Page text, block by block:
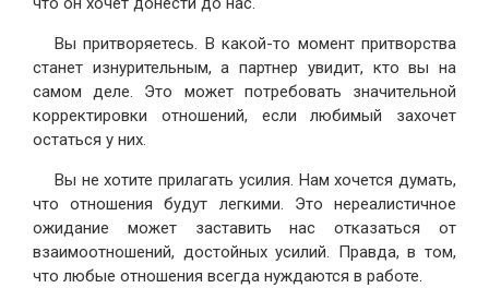
Вы притворяетесь. В какой-то момент притворства
станет изнурительным, а партнер увидит, кто вы на
самом деле. Это может потребовать значительной
корректировки отношений, если любимый захочет
остаться у них.
Вы не хотите прилагать усилия. Нам хочется думать,
что отношения будут легкими. Это нереалистичное
ожидание может заставить нас отказаться от
взаимоотношений, достойных усилий. Правда, в том,
что любые отношения всегда нуждаются в работе.